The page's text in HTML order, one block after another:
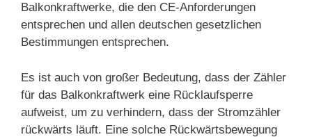
Balkonkraftwerke, die den CE-Anforderungen
entsprechen und allen deutschen gesetzlichen
Bestimmungen entsprechen.
Es ist auch von großer Bedeutung, dass der Zähler
für das Balkonkraftwerk eine Rücklaufsperre
aufweist, um zu verhindern, dass der Stromzähler
rückwärts läuft. Eine solche Rückwärtsbewegung